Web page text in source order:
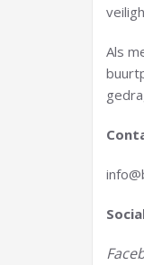
Als